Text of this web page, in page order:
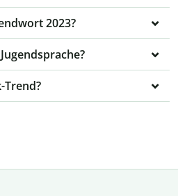
2023?
Trend?